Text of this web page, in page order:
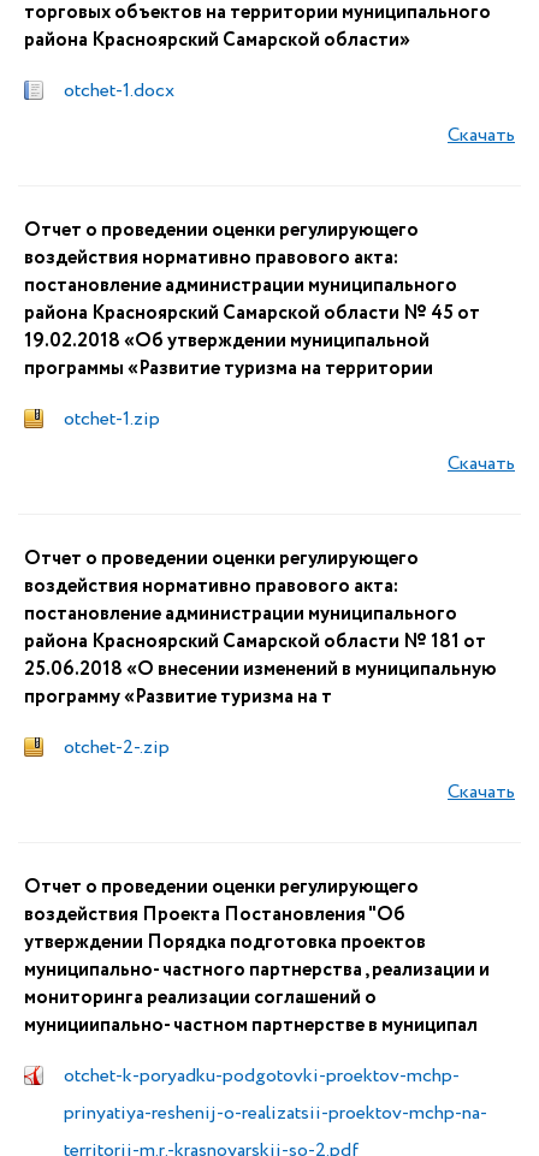
торговых объектов на территории муниципального
района Красноярский Самарской области»
otchet-1.docx
Скачать
Отчет о проведении оценки регулирующего
воздействия нормативно правового акта:
постановление администрации муниципального
района Красноярский Самарской области № 45 от
19.02.2018 «Об утверждении муниципальной
программы «Развитие туризма на территории
otchet-1.zip
Скачать
Отчет о проведении оценки регулирующего
воздействия нормативно правового акта:
постановление администрации муниципального
района Красноярский Самарской области № 181 от
25.06.2018 «О внесении изменений в муниципальную
программу «Развитие туризма на т
otchet-2-.zip
Скачать
Отчет о проведении оценки регулирующего
воздействия Проекта Постановления "Об
утверждении Порядка подготовка проектов
муниципально- частного партнерства , реализации и
мониторинга реализации соглашений о
мунициипально- частном партнерстве в муниципал
otchet-k-poryadku-podgotovki-proektov-mchp-
prinyatiya-reshenij-o-realizatsii-proektov-mchp-na-